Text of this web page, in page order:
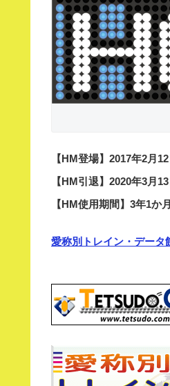
【HM登場】2017年2月
【HM引退】2020年3月
【HM使用期間】3年1か月
愛称別トレイン・データ